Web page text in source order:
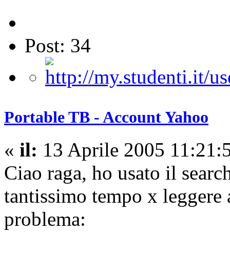
Post: 34
Portable TB - Account Yahoo
« il: 13 Aprile 2005
Ciao raga, ho usato il
tantissimo tempo x leggere
problema: